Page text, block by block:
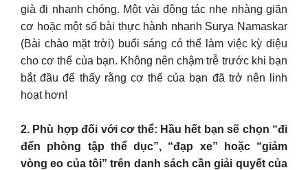
già đi nhanh chóng. Một vài động tác nhẹ nhàng giãn
cơ hoặc một số bài thực hành nhanh Surya Namaskar
(Bài chào mặt trời) buổi sáng có thể làm việc kỳ diệu
cho cơ thể của bạn. Không nên chậm trễ trước khi bạn
bắt đầu để thấy rằng cơ thể của bạn đã trở nên linh
hoạt hơn!
2. Phù hợp đối với cơ thể: Hầu hết bạn sẽ chọn “đi
đến phòng tập thể dục”, “đạp xe” hoặc “giảm
vòng eo của tôi” trên danh sách cần giải quyết của